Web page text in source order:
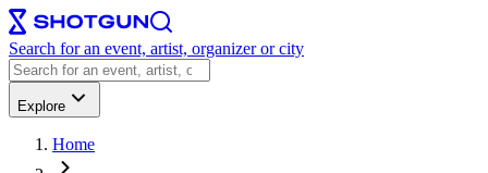
Search for an event, artist, organizer or city
Explore
Home